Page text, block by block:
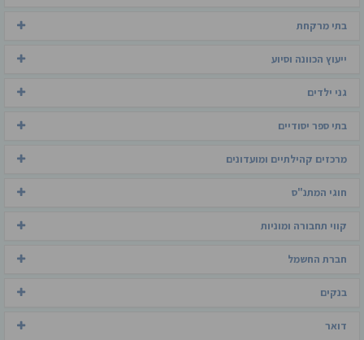
בתי מרקחת
ייעוץ הכוונה וסיוע
גני ילדים
בתי ספר יסודיים
מרכזים קהילתיים ומועדונים
חוגי המתנ"ס
קווי תחבורה ומוניות
חברת החשמל
בנקים
דואר